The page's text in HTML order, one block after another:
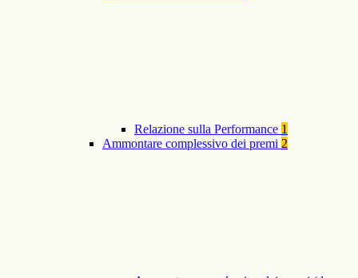
Relazione sulla Performance 1
Ammontare complessivo dei premi 2